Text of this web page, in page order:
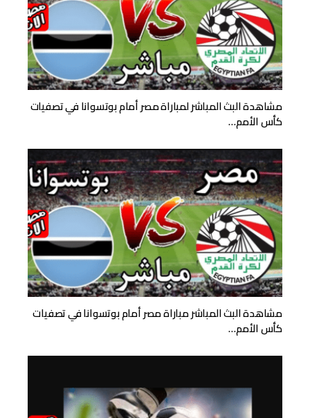
مشاهدة البث المباشر لمباراة مصر أمام بوتسوانا في تصفيات
كأس الأمم…
مشاهدة البث المباشر مباراة مصر أمام بوتسوانا في تصفيات
كأس الأمم…